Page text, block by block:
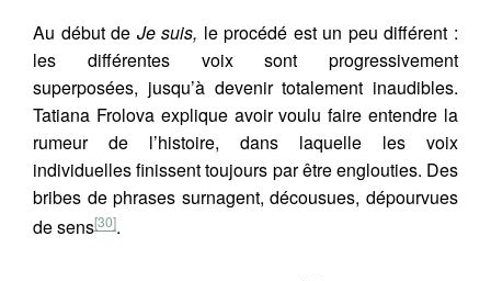
Au début de Je suis, le procédé est un peu différent :
les différentes voix sont progressivement
superposées, jusqu’à devenir totalement inaudibles.
Tatiana Frolova explique avoir voulu faire entendre la
rumeur de l’histoire, dans laquelle les voix
individuelles finissent toujours par être englouties. Des
bribes de phrases surnagent, décousues, dépourvues
de sens[30].